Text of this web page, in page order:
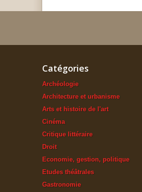
Catégories
Archéologie
Architecture et urbanisme
Arts et histoire de l'art
Cinéma
Critique littéraire
Droit
Economie, gestion, politique
Etudes théâtrales
Gastronomie